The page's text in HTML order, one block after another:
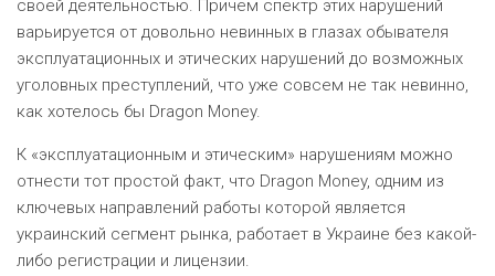
своей деятельностью. Причем спектр этих нарушений
варьируется от довольно невинных в глазах обывателя
эксплуатационных и этических нарушений до возможных
уголовных преступлений, что уже совсем не так невинно,
как хотелось бы Dragon Money.
К «эксплуатационным и этическим» нарушениям можно
отнести тот простой факт, что Dragon Money, одним из
ключевых направлений работы которой является
украинский сегмент рынка, работает в Украине без какой-
либо регистрации и лицензии.